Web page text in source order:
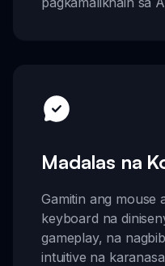
Madalas na
Gamitin ang mouse
keyboard na
gameplay, na
intuitive na